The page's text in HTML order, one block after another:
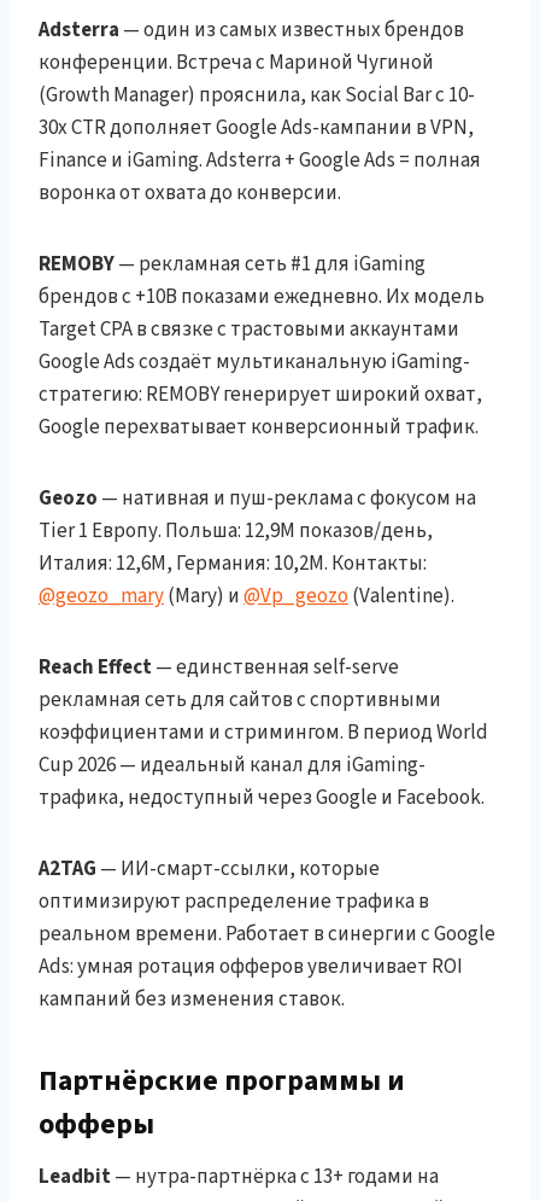
Adsterra — один из самых известных брендов
конференции. Встреча с Мариной Чугиной
(Growth Manager) прояснила, как Social Bar с 10-
30x CTR дополняет Google Ads-кампании в VPN,
Finance и iGaming. Adsterra + Google Ads = полная
воронка от охвата до конверсии.
REMOBY— рекламная сеть #1 для iGaming
брендов с +10B показами ежедневно. Их модель
Target CPA в связке с трастовыми аккаунтами
Google Ads создаёт мультиканальную iGaming-
стратегию: REMOBY генерирует широкий охват,
Google перехватывает конверсионный трафик.
Geozo — нативная и пуш-реклама с фокусом на
Tier 1 Европу. Польша: 12,9M показов/день,
Италия: 12,6M, Германия: 10,2M. Контакты:
@geozo_mary(Mary) и@Vp_geozo (Valentine).
Reach Effect— единственная self-serve
рекламная сеть для сайтов с спортивными
коэффициентами и стримингом. В период World
Cup 2026 — идеальный канал для iGaming-
трафика, недоступный через Google и Facebook.
A2TAG — ИИ-смарт-ссылки, которые
оптимизируют распределение трафика в
реальном времени. Работает в синергии с Google
Ads: умная ротация офферов увеличивает ROI
кампаний без изменения ставок.
Партнёрские программы и
офферы
Leadbit— нутра-партнёрка с 13+ годами на